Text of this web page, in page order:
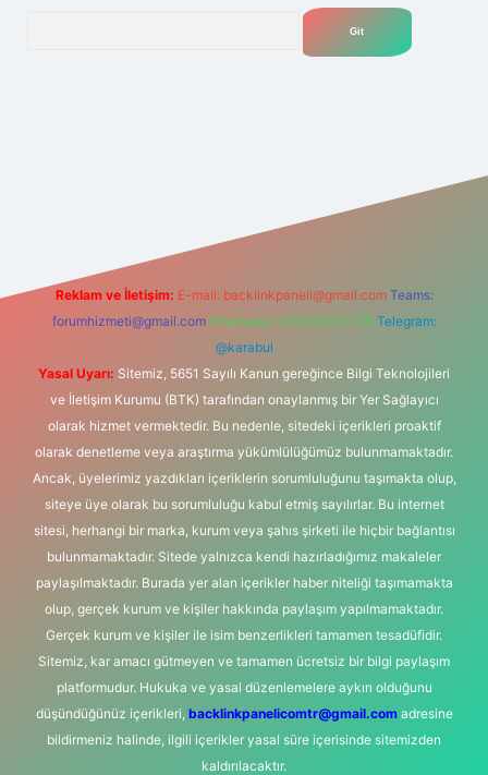
Reklam ve İletişim: E-mail: backlinkpaneli@gmail.com Teams:
forumhizmeti@gmail.com Whatsapp: 0262 606 0 726 Telegram:
@karabul
Yasal Uyarı: Sitemiz, 5651 Sayılı Kanun gereğince Bilgi Teknolojileri
ve İletişim Kurumu (BTK) tarafından onaylanmış bir Yer Sağlayıcı
olarak hizmet vermektedir. Bu nedenle, sitedeki içerikleri proaktif
olarak denetleme veya araştırma yükümlülüğümüz bulunmamaktadır.
Ancak, üyelerimiz yazdıkları içeriklerin sorumluluğunu taşımakta olup,
siteye üye olarak bu sorumluluğu kabul etmiş sayılırlar. Bu internet
sitesi, herhangi bir marka, kurum veya şahıs şirketi ile hiçbir bağlantısı
bulunmamaktadır. Sitede yalnızca kendi hazırladığımız makaleler
paylaşılmaktadır. Burada yer alan içerikler haber niteliği taşımamakta
olup, gerçek kurum ve kişiler hakkında paylaşım yapılmamaktadır.
Gerçek kurum ve kişiler ile isim benzerlikleri tamamen tesadüfidir.
Sitemiz, kar amacı gütmeyen ve tamamen ücretsiz bir bilgi paylaşım
platformudur. Hukuka ve yasal düzenlemelere aykırı olduğunu
düşündüğünüz içerikleri, backlinkpanelicomtr@gmail.comadresine
bildirmeniz halinde, ilgili içerikler yasal süre içerisinde sitemizden
kaldırılacaktır.